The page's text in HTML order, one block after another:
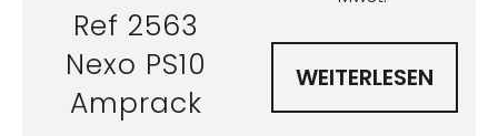
Ref 2563
Nexo PS10
Amprack
WEITERLESEN